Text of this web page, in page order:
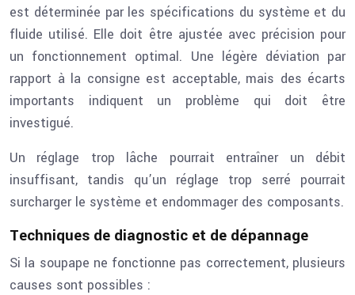
est déterminée par les spécifications du système et du
fluide utilisé. Elle doit être ajustée avec précision pour
un fonctionnement optimal. Une légère déviation par
rapport à la consigne est acceptable, mais des écarts
importants indiquent un problème qui doit être
investigué.
Un réglage trop lâche pourrait entraîner un débit
insuffisant, tandis qu’un réglage trop serré pourrait
surcharger le système et endommager des composants.
Techniques de diagnostic et de dépannage
Si la soupape ne fonctionne pas correctement, plusieurs
causes sont possibles :